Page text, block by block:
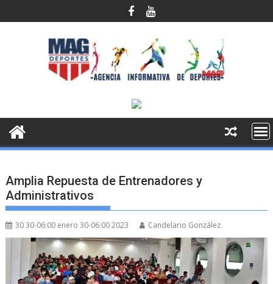
al
Amplia Repuesta de Entrenadores y
Administrativos
30 30-06:00 enero 30-06:00 2023 Candelario González